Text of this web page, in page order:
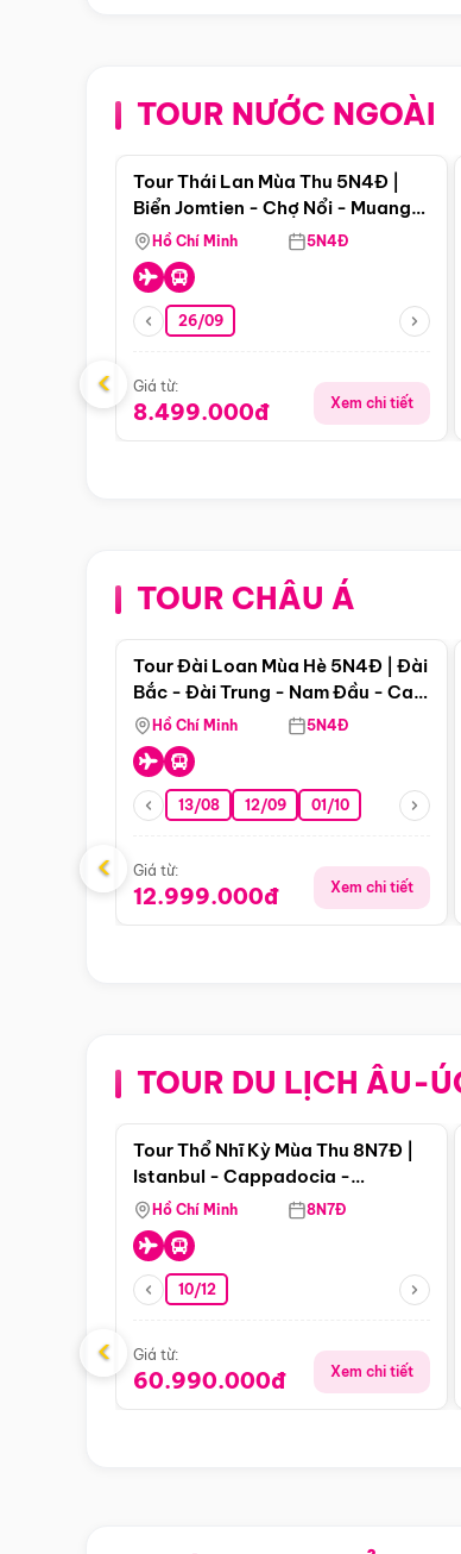
TOUR NƯỚC NGOÀI
Điểm nổi bật
Tour Thái Lan Mùa Thu 5N4Đ |
Biển Jomtien - Chợ Nổi - Muang
Boran - Suanthai
Hồ Chí Minh 5N4Đ
26/09
Giá từ:
8.499.000đ Xem chi tiết
‹
TOUR CHÂU ÁĐiểm nổi bật
Tour Đài Loan Mùa Hè 5N4Đ | Đài
Bắc - Đài Trung - Nam Đầu - Cao
Hùng ( Bay Vn)
Hồ Chí Minh 5N4Đ
13/08 12/09 01/10
Giá từ:
12.999.000đ Xem chi tiết
‹
TOUR DU LỊCH ÂU-
Điểm nổi bật
Tour Thổ Nhĩ Kỳ Mùa Thu 8N7Đ |
Istanbul - Cappadocia -
Pamukkale
Hồ Chí Minh 8N7Đ
10/12
Giá từ:
60.990.000đ Xem chi tiết
‹